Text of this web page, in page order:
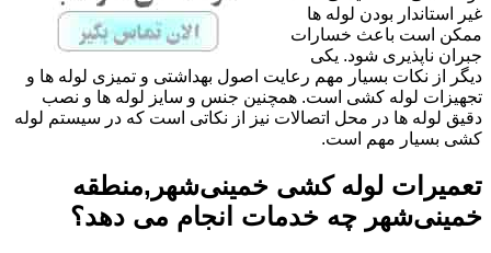
غیر استاندار بودن لوله ها
ممکن است باعث خسارات
جبران ناپذیری شود. یکی
دیگر از نکات بسیار مهم رعایت اصول بهداشتی و تمیزی لوله ها و
تجهیزات لوله کشی است. همچنین جنس و سایز لوله ها و نصب
دقیق لوله ها در محل اتصالات نیز از نکاتی است که در سیستم لوله
کشی بسیار مهم است.
تعمیرات لوله کشی خمینی‌شهر,منطقه
خمینی‌شهر چه خدمات انجام می دهد؟